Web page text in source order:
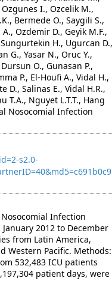
s2.0-
Infection
2012 to December
from Latin America,
Western Pacific. Methods:
532,483 ICU patients
patient days, were